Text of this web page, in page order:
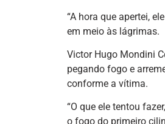
“A hora que apertei,
em meio às lágrimas.
Victor Hugo Mondini
pegando fogo e
conforme a vítima.
“O que ele tentou
o fogo do primeiro